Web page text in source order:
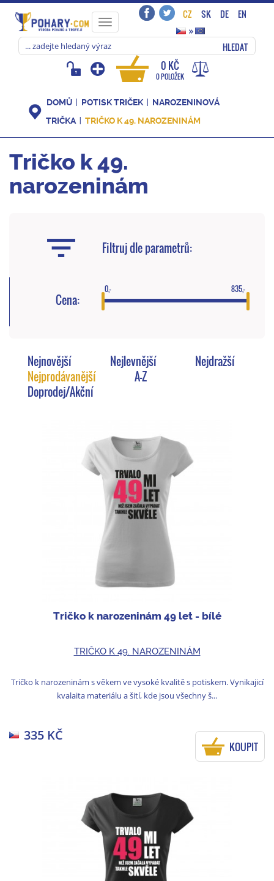
Toggle
navigation
CZ SK DE
EN
»
HLEDAT
0 KČ
0 POLOŽEK
DOMŮ POTISK TRIČEK
NAROZENINOVÁ
TRIČKA
TRIČKO K 49. NAROZENINÁM
Tričko k 49.
narozeninám
Filtruj dle parametrů:
Cena:
0,- 835,-
Nejnovější Nejlevnější
Nejdražší
Nejprodávanější
A-Z
Doprodej/Akční
Tričko k narozeninám 49 let - bílé
TRIČKO K 49. NAROZENINÁM
Tričko k narozeninám s věkem ve vysoké kvalitě s potiskem. Vynikajicí
kvalaita materiálu a šití, kde jsou všechny š...
335 KČ
KOUPIT